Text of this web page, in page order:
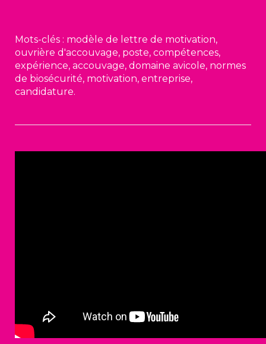
Mots-clés : modèle de lettre de motivation,
ouvrière d'accouvage, poste, compétences,
expérience, accouvage, domaine avicole, normes
de biosécurité, motivation, entreprise,
candidature.